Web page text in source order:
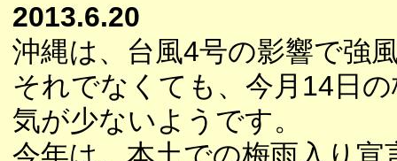
2013.6.20
沖縄は、台風4号の影響で強
それでなくても、今月14日
気が少ないようです。